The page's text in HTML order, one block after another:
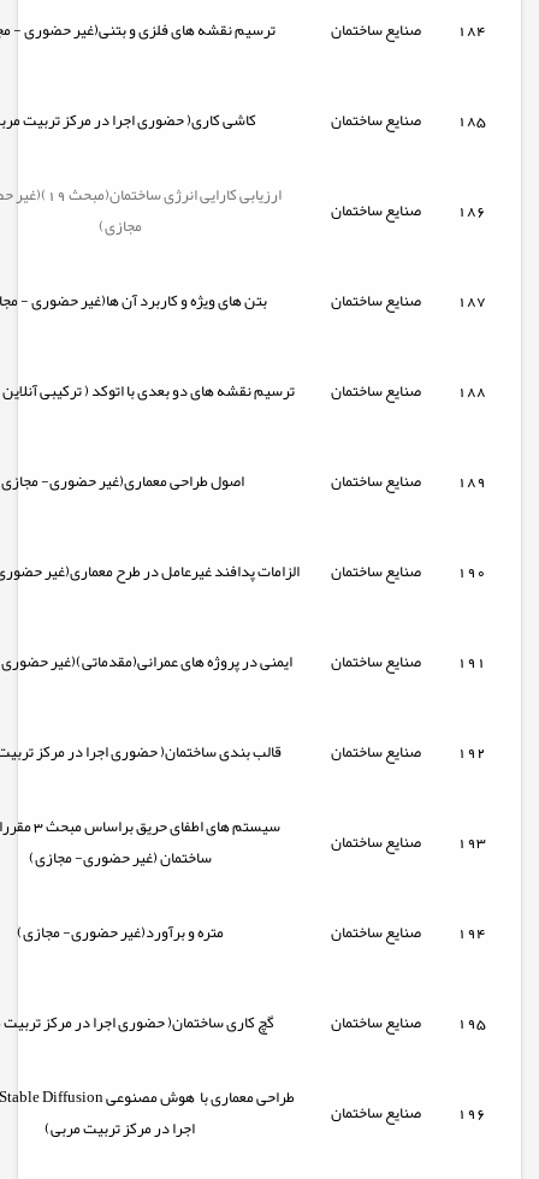
184 صنایع ساختمان ترسیم نقشه های فلزی و بتنی(غیر حضوری -
185 صنایع ساختمان کاشی کاری( حضوری اجرا در مرکز تربیت
186 صنایع ساختمان
ارزیابی کارایی انرژی
مجازی)
187 صنایع ساختمان بتن های ویژه و کاربرد آن ها(غیر حضوری -
188 صنایع ساختمان ترسیم نقشه های دو بعدی با اتوکد ( ترکیبی
189 صنایع ساختمان اصول طراحی معماری(غیر حضوری-
190 صنایع ساختمان الزامات پدافند غیرعامل در طرح معماری(غیر
191 صنایع ساختمان ایمنی در پروژه های عمرانی(مقدماتی)(غیر
192 صنایع ساختمان قالب بندی ساختمان( حضوری اجرا در مرکز
193 صنایع ساختمان
سیستم های اطفای
ساختمان (غیر حضوری- مجازی)
194 صنایع ساختمان متره و برآورد(غیر حضوری- مجازی)
195 صنایع ساختمان گچ کاری ساختمان( حضوری اجرا در مرکز
196 صنایع ساختمان اجرا در مرکز تربیت مربی)